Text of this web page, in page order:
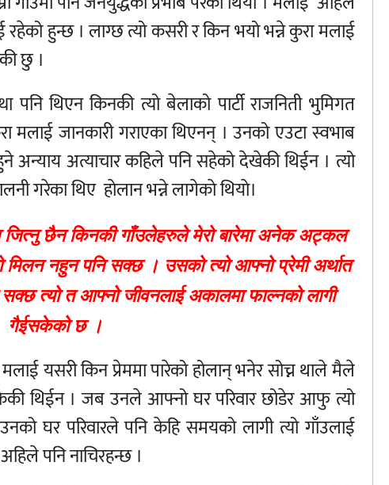
हुन्छ । लाग्छ त्यो कसरी र किन भयो भन्ने कुरा मलाई
छु ।
थिएन किनकी त्यो बेलाको पार्टी राजनिती भुमिगत
मलाई जानकारी गराएका थिएनन् । उनको एउटा स्वभाब
अन्याय अत्याचार कहिले पनि सहेको देखेकी थिईन । त्यो
गरेका थिए हाेलान भन्ने लागेकाे थियाे।
जित्नु छैन किनकी गाँउलेहरुले मेरो बारेमा अनेक अट्कल
नहुन पनि सक्छ । उसको त्यो आफ्नो प्रेमी अर्थात
त्यो त आफ्नो जीवनलाई अकालमा फाल्नको लागी
गैईसकेको छ ।
मलाई यसरी किन प्रेममा पारेको होलान् भनेर सोच्न थाले मैले
थिईन । जब उनले आफ्नो घर परिवार छोडेर आफु त्यो
घर परिवारले पनि केहि समयको लागी त्यो गाँउलाई
पनि नाचिरहन्छ ।